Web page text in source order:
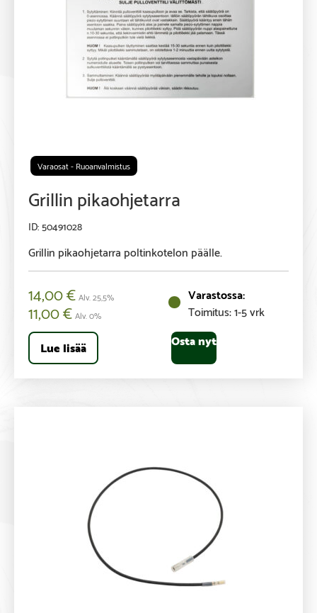
Varaosat - Ruoanvalmistus
Grillin pikaohjetarra
50491028
Grillin pikaohjetarra poltinkotelon päälle.
Toimitus: 1-5 vrk
14,00€Alv. 25,5%
11,00€Alv. 0%
Lue lisää Osta nyt